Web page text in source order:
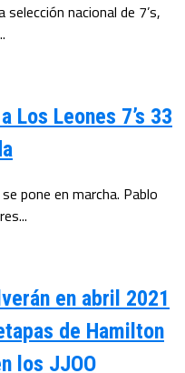
nacional de 7’s,
Los Leones 7’s 33
pone en marcha. Pablo
en abril 2021
de Hamilton
los JJOO